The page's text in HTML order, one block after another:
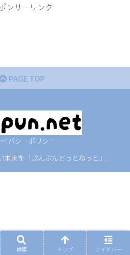
ンサーリンク
PAGE TOP
イバシーポリシー
未来を「ぷんぷんどっとねっと」.
検索 トップ サイドバー